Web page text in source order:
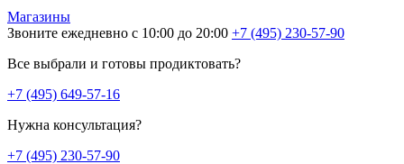
Магазины
Звоните ежедневно с 10:00 до 20:00 +7 (495) 230-57-90
Все выбрали и готовы продиктовать?
+7 (495) 649-57-16
Нужна консультация?
+7 (495) 230-57-90